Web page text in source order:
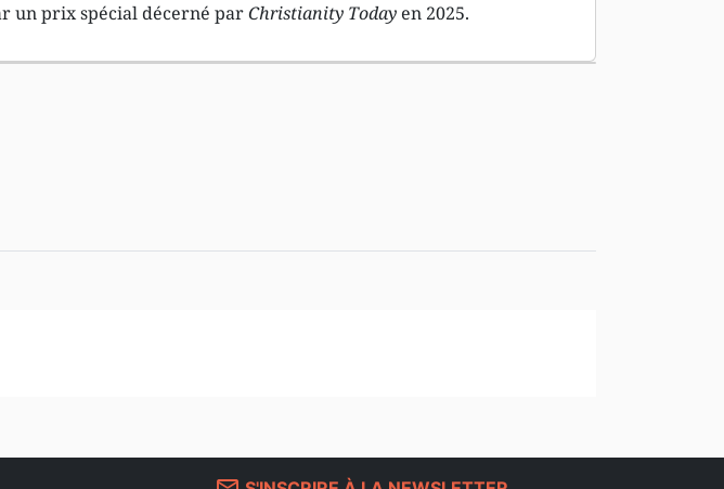
un prix spécial décerné parChristianity Todayen 2025.